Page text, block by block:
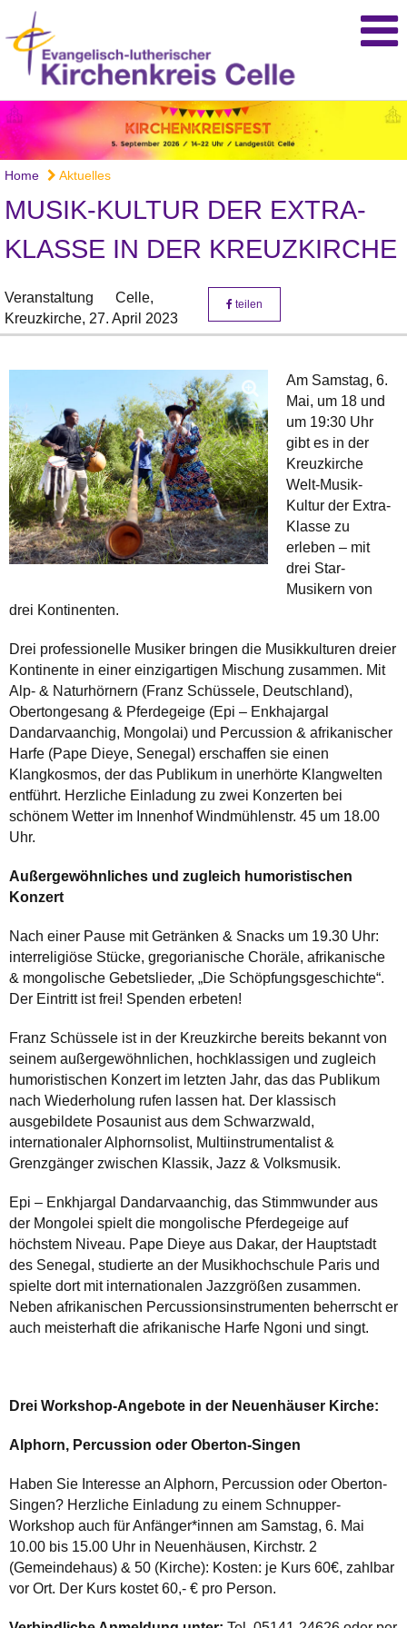
Home Aktuelles
MUSIK-KULTUR DER EXTRA-
KLASSE IN DER KREUZKIRCHE
Veranstaltung
Celle,
Kreuzkirche, 27. April 2023
teilen
Am Samstag, 6.
Mai, um 18 und
um 19:30 Uhr
gibt es in der
Kreuzkirche
Welt-Musik-
Kultur der Extra-
Klasse zu
erleben – mit
drei Star-
Musikern von
drei Kontinenten.
Drei professionelle Musiker bringen die Musikkulturen dreier
Kontinente in einer einzigartigen Mischung zusammen. Mit
Alp- & Naturhörnern (Franz Schüssele, Deutschland),
Obertongesang & Pferdegeige (Epi – Enkhajargal
Dandarvaanchig, Mongolai) und Percussion & afrikanischer
Harfe (Pape Dieye, Senegal) erschaffen sie einen
Klangkosmos, der das Publikum in unerhörte Klangwelten
entführt. Herzliche Einladung zu zwei Konzerten bei
schönem Wetter im Innenhof Windmühlenstr. 45 um 18.00
Uhr.
Außergewöhnliches und zugleich humoristischen
Konzert
Nach einer Pause mit Getränken & Snacks um 19.30 Uhr:
interreligiöse Stücke, gregorianische Choräle, afrikanische
& mongolische Gebetslieder, „Die Schöpfungsgeschichte“.
Der Eintritt ist frei! Spenden erbeten!
Franz Schüssele ist in der Kreuzkirche bereits bekannt von
seinem außergewöhnlichen, hochklassigen und zugleich
humoristischen Konzert im letzten Jahr, das das Publikum
nach Wiederholung rufen lassen hat. Der klassisch
ausgebildete Posaunist aus dem Schwarzwald,
internationaler Alphornsolist, Multiinstrumentalist &
Grenzgänger zwischen Klassik, Jazz & Volksmusik.
Epi – Enkhjargal Dandarvaanchig, das Stimmwunder aus
der Mongolei spielt die mongolische Pferdegeige auf
höchstem Niveau. Pape Dieye aus Dakar, der Hauptstadt
des Senegal, studierte an der Musikhochschule Paris und
spielte dort mit internationalen Jazzgrößen zusammen.
Neben afrikanischen Percussionsinstrumenten beherrscht er
auch meisterhaft die afrikanische Harfe Ngoni und singt.
Drei Workshop-Angebote in der Neuenhäuser Kirche:
Alphorn, Percussion oder Oberton-Singen
Haben Sie Interesse an Alphorn, Percussion oder Oberton-
Singen? Herzliche Einladung zu einem Schnupper-
Workshop auch für Anfänger*innen am Samstag, 6. Mai
10.00 bis 15.00 Uhr in Neuenhäusen, Kirchstr. 2
(Gemeindehaus) & 50 (Kirche): Kosten: je Kurs 60€, zahlbar
vor Ort. Der Kurs kostet 60,- € pro Person.